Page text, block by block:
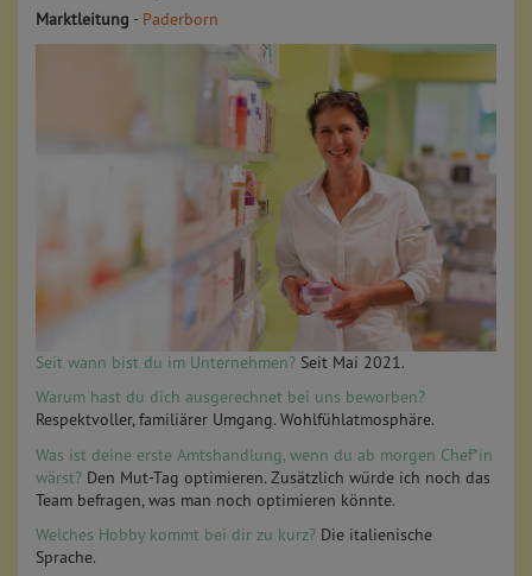
Marktleitung - Paderborn
Seit wann bist du im Unternehmen? Seit Mai 2021.
Warum hast du dich ausgerechnet bei uns beworben?
Respektvoller, familiärer Umgang. Wohlfühlatmosphäre.
Was ist deine erste Amtshandlung, wenn du ab morgen Chef*in
wärst? Den Mut-Tag optimieren. Zusätzlich würde ich noch das
Team befragen, was man noch optimieren könnte.
Welches Hobby kommt bei dir zu kurz? Die italienische
Sprache.